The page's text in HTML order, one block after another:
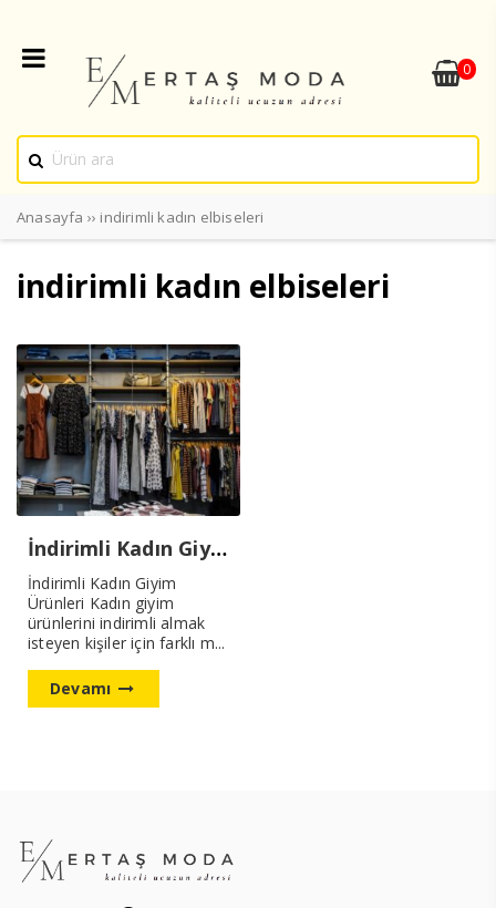
0
Anasayfa ›› indirimli kadın elbiseleri
indirimli kadın elbiseleri
İndirimli Kadın Giyim Ürünleri
İndirimli Kadın Giyim
Ürünleri Kadın giyim
ürünlerini indirimli almak
isteyen kişiler için farklı m...
Devamı